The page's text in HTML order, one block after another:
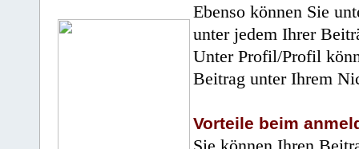
Ebenso können Sie
unter jedem Ihrer
Unter Profil/Profil
Beitrag unter Ihrem
Vorteile beim